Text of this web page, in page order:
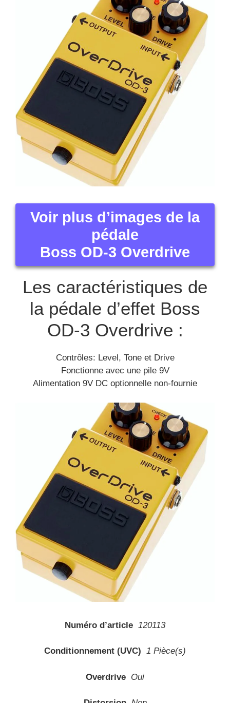
Voir plus d’images de la
pédale
Boss OD-3 Overdrive
Les caractéristiques de
la pédale d’effet Boss
OD-3 Overdrive :
Contrôles: Level, Tone et Drive
Fonctionne avec une pile 9V
Alimentation 9V DC optionnelle non-fournie
Numéro d’article 120113
Conditionnement (UVC) 1 Pièce(s)
Overdrive Oui